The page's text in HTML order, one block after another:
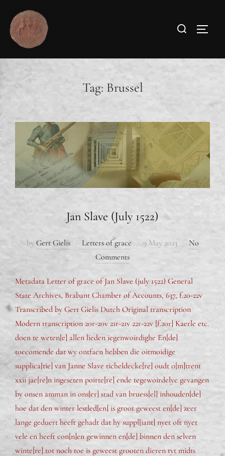
Tag: Brussel
Jan Slave (July 1522)
by Gert Gielis Letters of grace 9 May 2023
No
Comments
Metadata Letter of grace of Jan Slave (july 1522) General
State Archives, Brabant Chamber of Accounts, 637, f.20-22v
Transcribed by Gert Gielis Dutch Original transcription
Modern transcription 20r-20v 21r-21v 22r-22v [f.20r] Kaerle etc.
doen te weten[e] allen lieden iegenwoirdighe En[de]
toecomende dat wy ontfaen hebben die oitmoidige
supplica[tie] van Janne Slave ticheldecke[re] oudt o[m]trent
xxii jae[re]n ingeseten poirte[re] ende tegewoirdelyc gevangen
by onsen amman in ons[er] stad van bruess[el] inhouden[de]
hoe dat den winter lestled[en] is groot geweest en[de] zeer
lange geduert heeft gehadt dat hy suppl[iant] nyet oft nyet
vele en heeft con[n]en gewinnen en[de] binnen den selven
winte[re] tot noch toe is geweest grooten dieren tyt midts